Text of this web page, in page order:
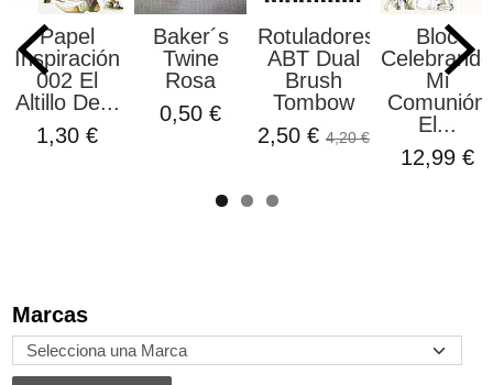
Marcas
Papel
Inspiración
002 El
Altillo De...
1,30 €
Baker´s
Twine
Rosa
0,50 €
Rotuladores
ABT Dual
Brush
Tombow
2,50 € 4,20 €
Bloc
Celebrando
Mi
Comunión
El...
12,99 €